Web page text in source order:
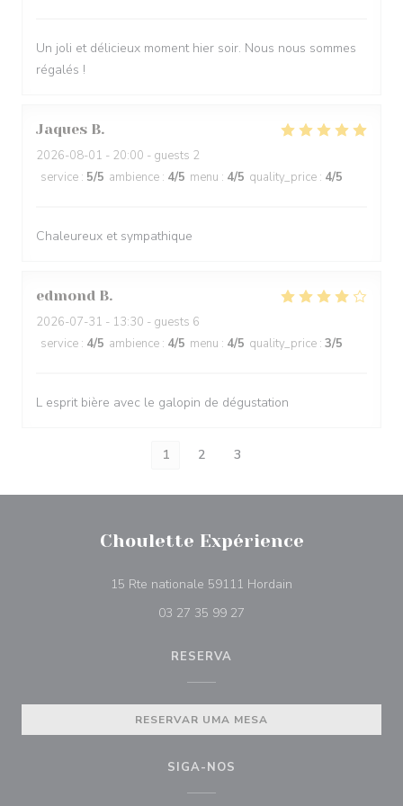
Un joli et délicieux moment hier soir. Nous nous sommes
régalés !
Jaques B
2026-08-01 - 20:00 - guests 2
service : 5/5 ambience : 4/5 menu : 4/5 quality_price : 4/5
Chaleureux et sympathique
edmond B
2026-07-31 - 13:30 - guests 6
service : 4/5 ambience : 4/5 menu : 4/5 quality_price : 3/5
L esprit bière avec le galopin de dégustation
1 2 3
Choulette Expérience
15 Rte nationale 59111 Hordain
03 27 35 99 27
RESERVA
RESERVAR UMA MESA
SIGA-NOS